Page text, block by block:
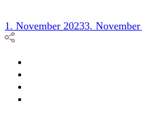
1. November 20233.